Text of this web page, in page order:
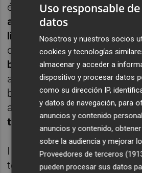
és evident quealgu es va
acaparar minuts de glòria
linxamentacertes
que
comporten notorietat.
bilis vessadai els seus 10
aconseguida davant els qui
bravuconada llançada des
anònim. Però ho sent,no
tampoc per a això.
I tampocconten amb mi
totes lesgràciesal president
Uso responsable de
datos
Nosotros y nuestros socios
cookies y tecnologías
almacenar y acceder a
dispositivo y procesar datos
como su dirección IP,
y datos de navegación, para
anuncios y contenido
anuncios y contenido,
sobre la audiencia y mejorar
Proveedores de terceros
pueden procesar sus datos